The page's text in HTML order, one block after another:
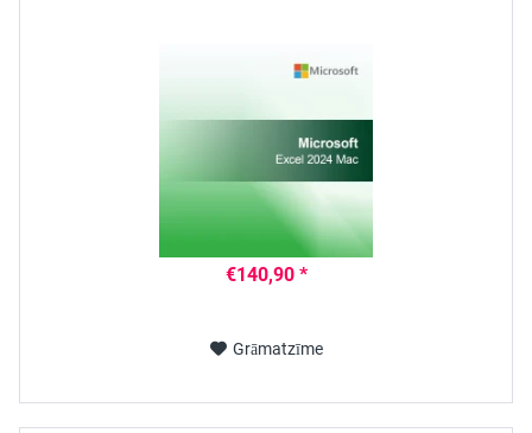
€140,90 *
Grāmatzīme